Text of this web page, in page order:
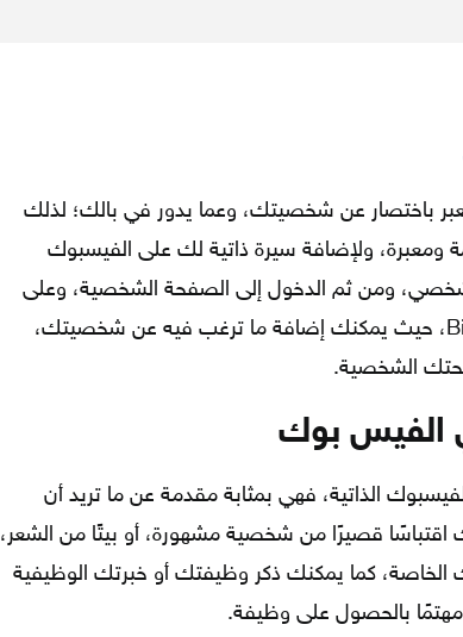
باختصار عن شخصيتك، وعما يدور في بالك؛ لذلك
ومعبرة، ولإضافة سيرة ذاتية لك على الفيسبوك
ومن ثم الدخول إلى الصفحة الشخصية، وعلى
جهة اليسار يوجد هناك خيار يسمى الـ Bio، حيث يمكنك إضافة ما ترغب فيه عن شخصيتك،
الشخصية.
الفيس بوك
الذاتية، فهي بمثابة مقدمة عن ما تريد أن
قصيرًا من شخصية مشهورة، أو بيتًا من الشعر،
كما يمكنك ذكر وظيفتك أو خبرتك الوظيفية
بالحصول على وظيفة.